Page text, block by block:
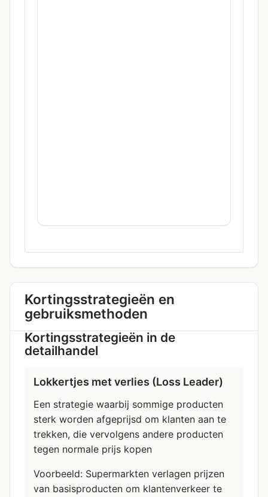
Kortingsstrategieën en
gebruiksmethoden
Kortingsstrategieën in de
detailhandel
Lokkertjes met verlies (Loss Leader)
Een strategie waarbij sommige producten
sterk worden afgeprijsd om klanten aan te
trekken, die vervolgens andere producten
tegen normale prijs kopen
Voorbeeld: Supermarkten verlagen prijzen
van basisproducten om klantenverkeer te